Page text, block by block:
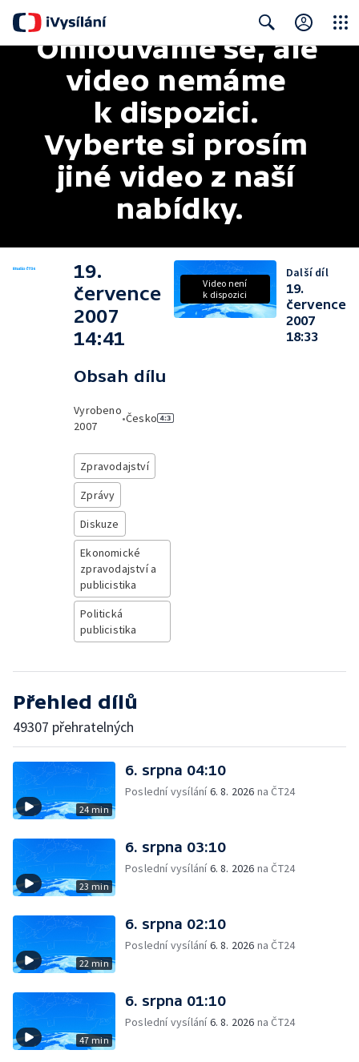
Search
Omlouváme se, ale
video nemáme
k dispozici.
Vyberte si prosím
jiné video z naší
nabídky.
19.
července
2007
14:41
Obsah dílu
Vyrobeno
2007
•Česko
Zpravodajství
Zprávy
Diskuze
Ekonomické
zpravodajství a
publicistika
Politická
publicistika
Video není
k dispozici
Další díl
19.
července
2007
18:33
Přehled dílů
49307 přehratelných
24 min
6. srpna 04:10
Poslední vysílání6. 8. 2026 na ČT24
23 min
6. srpna 03:10
Poslední vysílání6. 8. 2026 na ČT24
22 min
6. srpna 02:10
Poslední vysílání6. 8. 2026 na ČT24
47 min
6. srpna 01:10
Poslední vysílání6. 8. 2026 na ČT24